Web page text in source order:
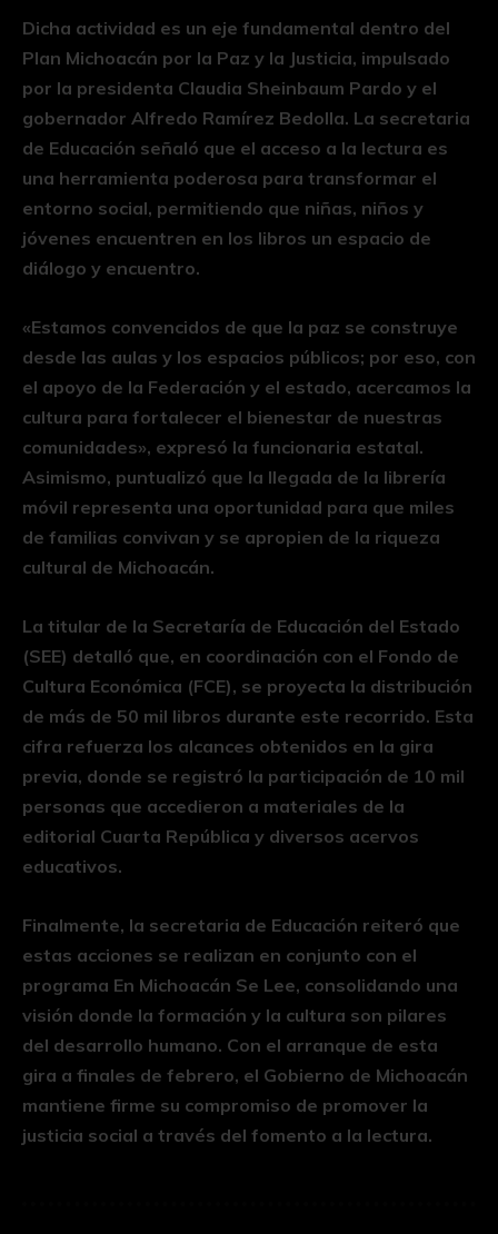
Dicha actividad es un eje fundamental dentro del
Plan Michoacán por la Paz y la Justicia, impulsado
por la presidenta Claudia Sheinbaum Pardo y el
gobernador Alfredo Ramírez Bedolla. La secretaria
de Educación señaló que el acceso a la lectura es
una herramienta poderosa para transformar el
entorno social, permitiendo que niñas, niños y
jóvenes encuentren en los libros un espacio de
diálogo y encuentro.
«Estamos convencidos de que la paz se construye
desde las aulas y los espacios públicos; por eso, con
el apoyo de la Federación y el estado, acercamos la
cultura para fortalecer el bienestar de nuestras
comunidades», expresó la funcionaria estatal.
Asimismo, puntualizó que la llegada de la librería
móvil representa una oportunidad para que miles
de familias convivan y se apropien de la riqueza
cultural de Michoacán.
La titular de la Secretaría de Educación del Estado
(SEE) detalló que, en coordinación con el Fondo de
Cultura Económica (FCE), se proyecta la distribución
de más de 50 mil libros durante este recorrido. Esta
cifra refuerza los alcances obtenidos en la gira
previa, donde se registró la participación de 10 mil
personas que accedieron a materiales de la
editorial Cuarta República y diversos acervos
educativos.
Finalmente, la secretaria de Educación reiteró que
estas acciones se realizan en conjunto con el
programa En Michoacán Se Lee, consolidando una
visión donde la formación y la cultura son pilares
del desarrollo humano. Con el arranque de esta
gira a finales de febrero, el Gobierno de Michoacán
mantiene firme su compromiso de promover la
justicia social a través del fomento a la lectura.